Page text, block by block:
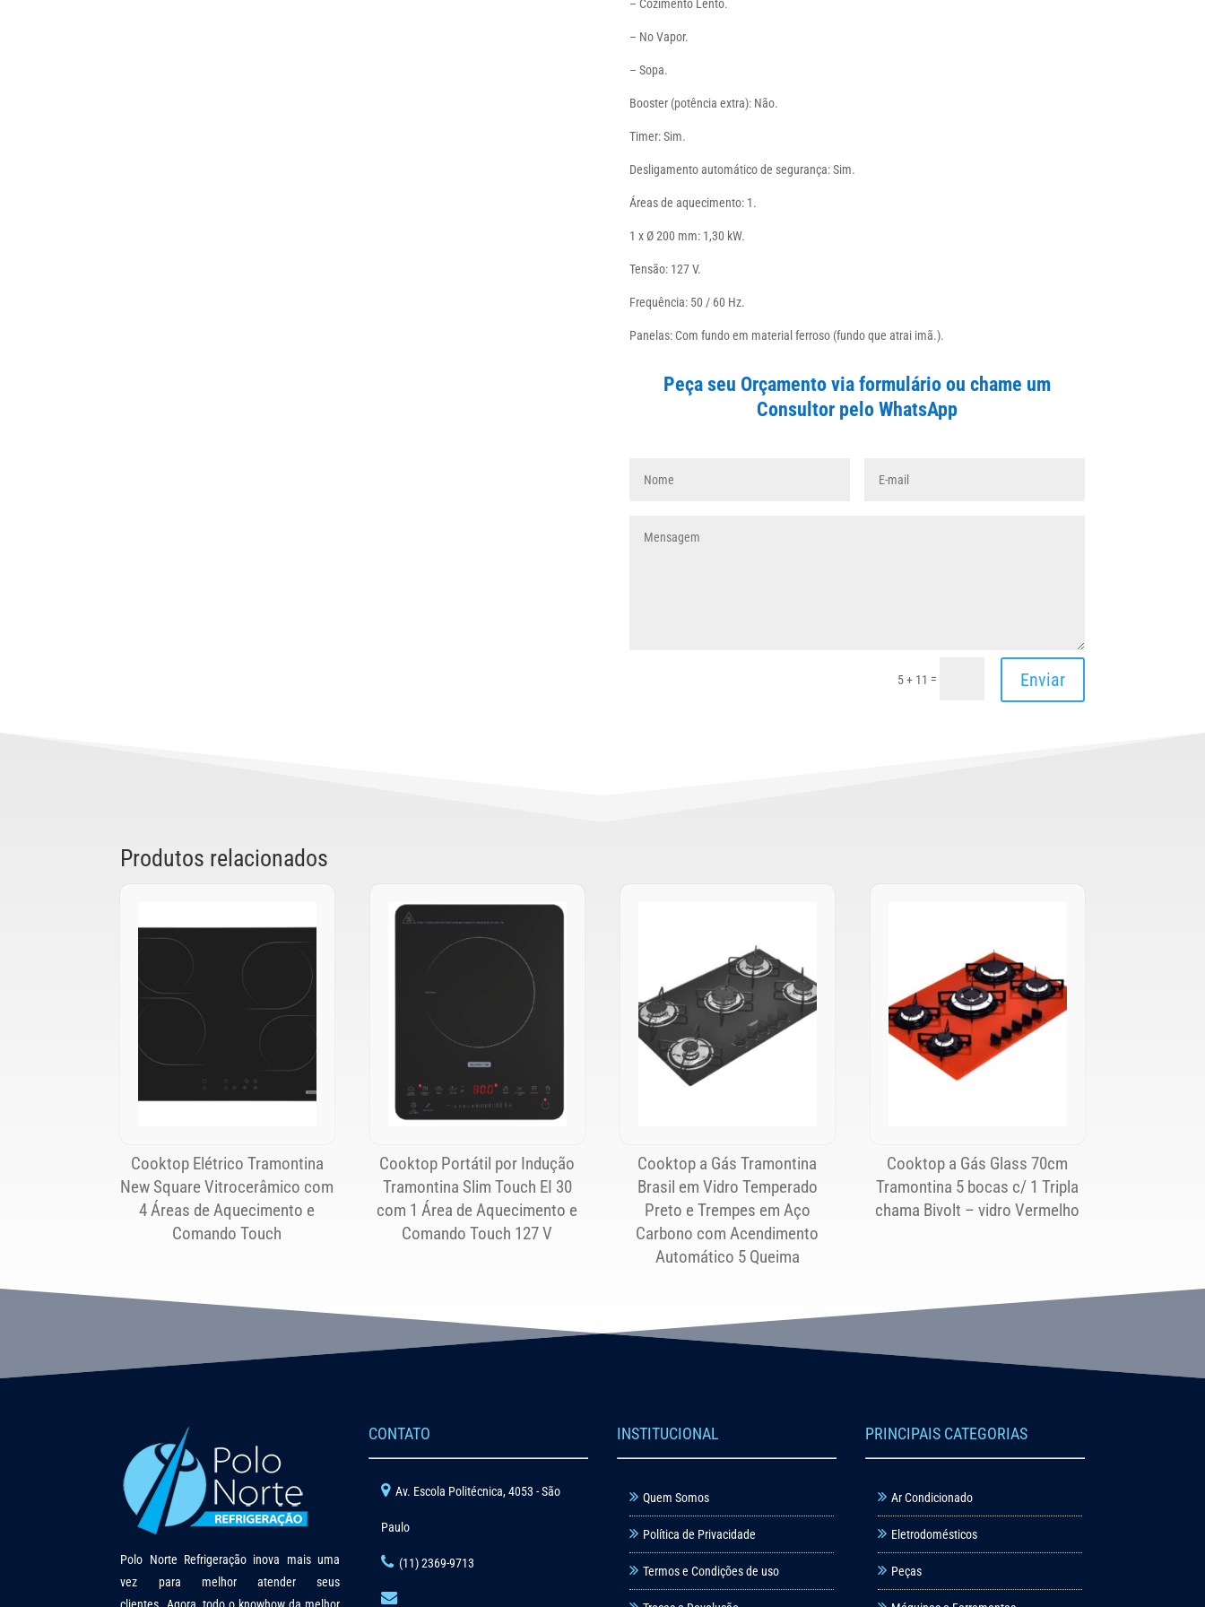
– Cozimento Lento.
– No Vapor.
– Sopa.
Booster (potência extra): Não.
Timer: Sim.
Desligamento automático de segurança: Sim.
Áreas de aquecimento: 1.
1 x Ø 200 mm: 1,30 kW.
Tensão: 127 V.
Frequência: 50 / 60 Hz.
Panelas: Com fundo em material ferroso (fundo que atrai imã.).
Peça seu Orçamento via formulário ou chame um
Consultor pelo WhatsApp
5 + 11 = Enviar
Produtos relacionados
Cooktop Elétrico Tramontina
New Square Vitrocerâmico com
4 Áreas de Aquecimento e
Comando Touch
Cooktop Portátil por Indução
Tramontina Slim Touch EI 30
com 1 Área de Aquecimento e
Comando Touch 127 V
Cooktop a Gás Tramontina
Brasil em Vidro Temperado
Preto e Trempes em Aço
Carbono com Acendimento
Automático 5 Queima
Cooktop a Gás Glass 70cm
Tramontina 5 bocas c/ 1 Tripla
chama Bivolt – vidro Vermelho
Polo Norte Refrigeração inova mais uma
vez para melhor atender seus
CONTATO
Av. Escola Politécnica, 4053 - São
Paulo
(11) 2369-9713
INSTITUCIONAL
Quem Somos
Política de Privacidade
Termos e Condições de uso
PRINCIPAIS CATEGORIAS
Ar Condicionado
Eletrodomésticos
Peças